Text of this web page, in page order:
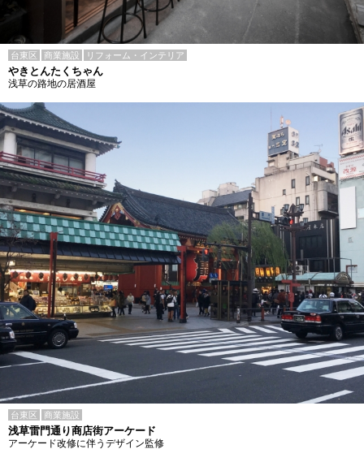
台東区 商業施設 リフォーム・インテリア
やきとんたくちゃん
浅草の路地の居酒屋
台東区 商業施設
浅草雷門通り商店街アーケード
アーケード改修に伴うデザイン監修